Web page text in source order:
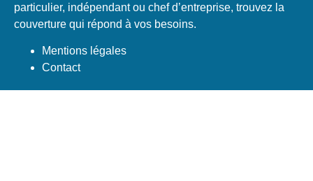
particulier, indépendant ou chef d’entreprise, trouvez la
couverture qui répond à vos besoins.
Mentions légales
Contact